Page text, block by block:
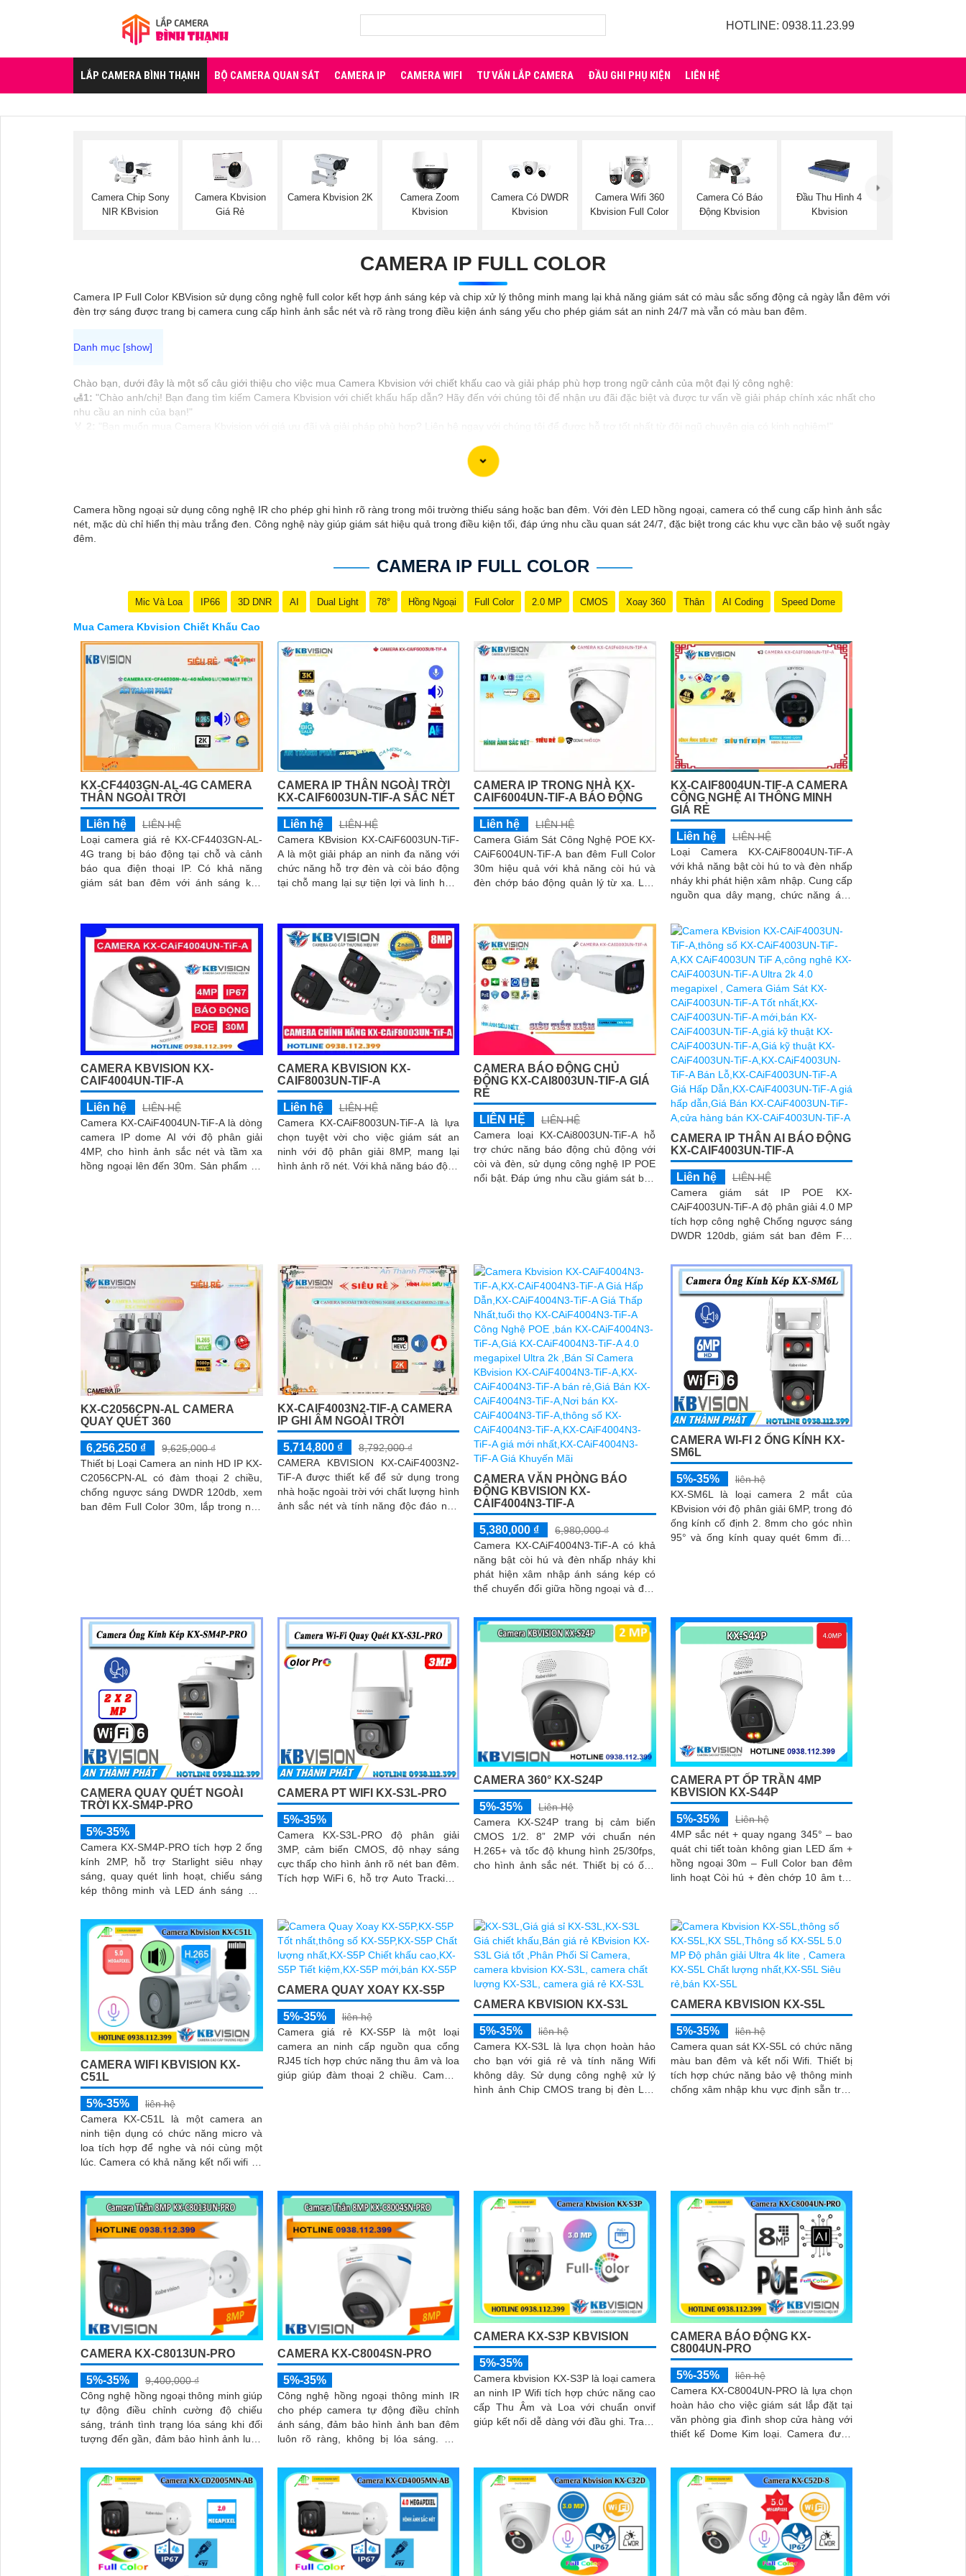
HOTLINE: 0938.11.23.99
LẮP CAMERA BÌNH THẠNH BỘ CAMERA QUAN SÁT CAMERA IP CAMERA WIFI TƯ VẤN LẮP CAMERA ĐẦU GHI PHỤ KIỆN LIÊN HỆ
Camera Chip Sony
NIR KBvision
Camera Kbvision
Giá Rẻ
Camera Kbvision 2K
Camera Zoom
Kbvision
Camera Có DWDR
Kbvision
Camera Wifi 360
Kbvision Full Color
Camera Có Báo
Động Kbvision
Đầu Thu Hình 4
Kbvision
CAMERA IP FULL COLOR
Camera IP Full Color KBVision sử dụng công nghệ full color kết hợp ánh sáng kép và chip xử lý thông minh mang lại khả năng giám sát có màu sắc sống động cả ngày lẫn đêm với
đèn trợ sáng được trang bị camera cung cấp hình ảnh sắc nét và rõ ràng trong điều kiện ánh sáng yếu cho phép giám sát an ninh 24/7 mà vẫn có màu ban đêm.
Chào bạn, dưới đây là một số câu giới thiệu cho việc mua Camera Kbvision với chiết khấu cao và giải pháp phù hợp trong ngữ cảnh của một đại lý công nghệ:
🛃1: "Chào anh/chị! Bạn đang tìm kiếm Camera Kbvision với chiết khấu hấp dẫn? Hãy đến với chúng tôi để nhận ưu đãi đặc biệt và được tư vấn về giải pháp chính xác nhất cho
nhu cầu an ninh của bạn!"
Hy vọng những câu giới thiệu trên sẽ giúp bạn thành công trong việc tiếp cận khách hàng và tăng cơ hội bán hàng của bạn. Nếu có bất kỳ yêu cầu hay câu hỏi nào khác, bạn có
Camera hồng ngoại sử dụng công nghệ IR cho phép ghi hình rõ ràng trong môi trường thiếu sáng hoặc ban đêm. Với đèn LED hồng ngoại, camera có thể cung cấp hình ảnh sắc
nét, mặc dù chỉ hiển thị màu trắng đen. Công nghệ này giúp giám sát hiệu quả trong điều kiện tối, đáp ứng nhu cầu quan sát 24/7, đặc biệt trong các khu vực cần bảo vệ suốt ngày
đêm.
CAMERA IP FULL COLOR
Mic Và Loa IP66 3D DNR AI Dual Light 78° Hồng Ngoại Full Color 2.0 MP CMOS Xoay 360 Thân AI Coding Speed Dome
Mua Camera Kbvision Chiết Khấu Cao
KX-CF4403GN-AL-4G CAMERA
THÂN NGOÀI TRỜI
Liên hệ
LIÊN HỆ
Loại camera giá rẻ KX-CF4403GN-AL-
4G trang bị báo động tại chỗ và cảnh
báo qua điện thoại IP. Có khả năng
giám sát ban đêm với ánh sáng kép
CAMERA IP THÂN NGOÀI TRỜI
KX-CAIF6003UN-TIF-A SẮC NÉT
Liên hệ
LIÊN HỆ
Camera KBvision KX-CAiF6003UN-TiF-
A là một giải pháp an ninh đa năng với
chức năng hỗ trợ đèn và còi báo động
tại chỗ mang lại sự tiện lợi và linh hoạt
CAMERA IP TRONG NHÀ KX-
CAIF6004UN-TIF-A BÁO ĐỘNG
Liên hệ
LIÊN HỆ
Camera Giám Sát Công Nghệ POE KX-
CAiF6004UN-TiF-A ban đêm Full Color
30m hiệu quả với khả năng còi hú và
đèn chớp báo động quản lý từ xa. Lắp
KX-CAIF8004UN-TIF-A CAMERA
CÔNG NGHỆ AI THÔNG MINH
GIÁ RẺ
Liên hệ
LIÊN HỆ
Loại Camera KX-CAiF8004UN-TiF-A
với khả năng bật còi hú to và đèn nhấp
nháy khi phát hiện xâm nhập. Cung cấp
nguồn qua dây mạng, chức năng ánh
ngoại hoặc đèn chiếu sáng
CAMERA KBVISION KX-
CAIF4004UN-TIF-A
Liên hệ
LIÊN HỆ
Camera KX-CAiF4004UN-TiF-A là dòng
camera IP dome AI với độ phân giải
4MP, cho hình ảnh sắc nét và tầm xa
hồng ngoại lên đến 30m. Sản phẩm hỗ
CAMERA KBVISION KX-
CAIF8003UN-TIF-A
Liên hệ
LIÊN HỆ
Camera KX-CAiF8003UN-TiF-A là lựa
chọn tuyệt vời cho việc giám sát an
ninh với độ phân giải 8MP, mang lại
hình ảnh rõ nét. Với khả năng báo động
mang lại trải nghiệm hình ảnh và âm
thanh tốt nhất
CAMERA BÁO ĐỘNG CHỦ
ĐỘNG KX-CAI8003UN-TIF-A GIÁ
RẺ
LIÊN HỆ
LIÊN HỆ
Camera loại KX-CAi8003UN-TiF-A hỗ
trợ chức năng báo động chủ động với
còi và đèn, sử dụng công nghệ IP POE
nổi bật. Đáp ứng nhu cầu giám sát ban
CAMERA IP THÂN AI BÁO ĐỘNG
KX-CAIF4003UN-TIF-A
Liên hệ
LIÊN HỆ
Camera giám sát IP POE KX-
CAiF4003UN-TiF-A độ phân giải 4.0 MP
tích hợp công nghệ Chống ngược sáng
DWDR 120db, giám sát ban đêm Full
xuất, kho hàngCamera giá rẻ KX-
CAiF4003UN-TiF-A, độ phân giải 4
KX-C2056CPN-AL CAMERA
QUAY QUÉT 360
6,256,250 ₫
9,625,000 ₫
Thiết bị Loại Camera an ninh HD IP KX-
C2056CPN-AL có đàm thoại 2 chiều,
chống ngược sáng DWDR 120db, xem
ban đêm Full Color 30m, lắp trong nhà
KX-CAIF4003N2-TIF-A CAMERA
IP GHI ÂM NGOÀI TRỜI
5,714,800 ₫
8,792,000 ₫
CAMERA KBVISION KX-CAiF4003N2-
TiF-A được thiết kế để sử dụng trong
nhà hoặc ngoài trời với chất lượng hình
ảnh sắc nét và tính năng độc đáo như
CAMERA VĂN PHÒNG BÁO
ĐỘNG KBVISION KX-
CAIF4004N3-TIF-A
5,380,000 ₫
6,980,000 ₫
Camera KX-CAiF4004N3-TiF-A có khả
năng bật còi hú và đèn nhấp nháy khi
phát hiện xâm nhập ánh sáng kép có
thể chuyển đổi giữa hồng ngoại và đèn
CAMERA WI-FI 2 ỐNG KÍNH KX-
SM6L
5%-35%
liên hệ
KX-SM6L là loại camera 2 mắt của
KBvision với độ phân giải 6MP, trong đó
ống kính cố định 2. 8mm cho góc nhìn
95° và ống kính quay quét 6mm điều
CAMERA QUAY QUÉT NGOÀI
TRỜI KX-SM4P-PRO
5%-35%
Camera KX-SM4P-PRO tích hợp 2 ống
kính 2MP, hỗ trợ Starlight siêu nhạy
sáng, quay quét linh hoạt, chiếu sáng
kép thông minh và LED ánh sáng ấm
biến lớn tối ưu hình ảnh ban đêm
CAMERA PT WIFI KX-S3L-PRO
5%-35%
Camera KX-S3L-PRO độ phân giải
3MP, cảm biến CMOS, độ nhạy sáng
cực thấp cho hình ảnh rõ nét ban đêm.
Tích hợp WiFi 6, hỗ trợ Auto Tracking,
chớp
CAMERA 360° KX-S24P
5%-35%
Liên Hệ
Camera KX-S24P trang bị cảm biến
CMOS 1/2. 8” 2MP với chuẩn nén
H.265+ và tốc độ khung hình 25/30fps,
cho hình ảnh sắc nét. Thiết bị có ống
CAMERA PT ỐP TRẦN 4MP
KBVISION KX-S44P
5%-35%
Liên hệ
4MP sắc nét + quay ngang 345° – bao
quát chi tiết toàn không gian LED ấm +
hồng ngoại 30m – Full Color ban đêm
linh hoạt Còi hú + đèn chớp 10 âm tùy
CAMERA WIFI KBVISION KX-
C51L
5%-35%
liên hệ
Camera KX-C51L là một camera an
ninh tiện dụng có chức năng micro và
loa tích hợp để nghe và nói cùng một
lúc. Camera có khả năng kết nối wifi và
hình ảnh sắc nét đến 5
CAMERA QUAY XOAY KX-S5P
5%-35%
liên hệ
Camera giá rẻ KX-S5P là một loại
camera an ninh cấp nguồn qua cổng
RJ45 tích hợp chức năng thu âm và loa
giúp giúp đàm thoại 2 chiều. Camera
CAMERA KBVISION KX-S3L
5%-35%
liên hệ
Camera KX-S3L là lựa chọn hoàn hảo
cho bạn với giá rẻ và tính năng Wifi
không dây. Sử dụng công nghệ xử lý
hình ảnh Chip CMOS trang bị đèn Led
CAMERA KBVISION KX-S5L
5%-35%
liên hệ
Camera quan sát KX-S5L có chức năng
màu ban đêm và kết nối Wifi. Thiết bị
tích hợp chức năng bảo vệ thông minh
chống xâm nhập khu vực định sẵn trên
CAMERA KX-C8013UN-PRO
5%-35%
9,400,000 ₫
Công nghệ hồng ngoại thông minh giúp
tự động điều chỉnh cường độ chiếu
sáng, tránh tình trạng lóa sáng khi đối
tượng đến gần, đảm bảo hình ảnh luôn
nghệ giảm nhiễu 3DNR và chống
ngược sáng DWDR giúp camera tái tạo
điều kiện ánh sáng phức tạp như
ngược sáng mạnh hay thiếu sáng
CAMERA KX-C8004SN-PRO
5%-35%
Công nghệ hồng ngoại thông minh IR
cho phép camera tự động điều chỉnh
ánh sáng, đảm bảo hình ảnh ban đêm
luôn rõ ràng, không bị lóa sáng. Kết
(DWDR) và giảm nhiễu (3DNR), hình
ảnh thu được luôn mượt mà, màu sắc
chân thực và chi tiết rõ nét, ngay cả
trong môi trường ánh sáng yếu hoặc
ánh sáng phức tạp như ngược sáng
hoặc chói nắng
CAMERA KX-S3P KBVISION
5%-35%
Camera kbvision KX-S3P là loại camera
an ninh IP Wifi tích hợp chức năng cao
cấp Thu Âm và Loa với chuẩn onvif
giúp kết nối dễ dàng với đầu ghi. Trang
CAMERA BÁO ĐỘNG KX-
C8004UN-PRO
5%-35%
liên hệ
Camera KX-C8004UN-PRO là lựa chọn
hoàn hảo cho việc giám sát lắp đặt tại
văn phòng gia đình shop cửa hàng với
thiết kế Dome Kim loại. Camera được